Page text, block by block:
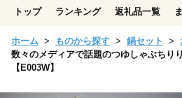
トップ ランキング 返礼品一覧
ホーム ものから探す 鍋セット
数々のメディアで話題のつゆしゃぶちり
【E003W】